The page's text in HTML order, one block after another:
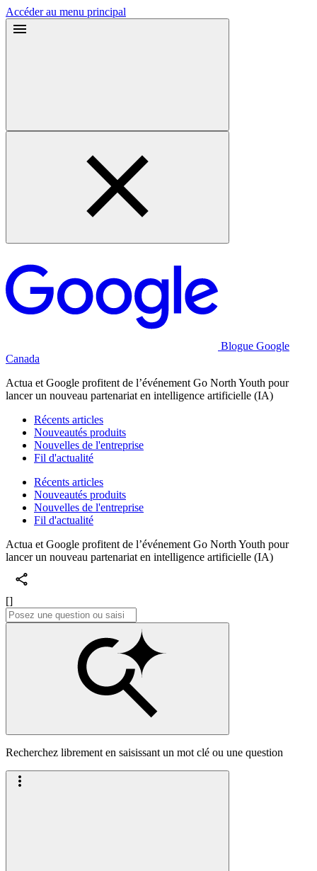
Accéder au menu principal
Blogue Google
Canada
Actua et Google profitent de l’événement Go North Youth pour
lancer un nouveau partenariat en intelligence artificielle (IA)
Récents articles
Nouveautés produits
Nouvelles de l'entreprise
Fil d'actualité
Récents articles
Nouveautés produits
Nouvelles de l'entreprise
Fil d'actualité
Actua et Google profitent de l’événement Go North Youth pour
lancer un nouveau partenariat en intelligence artificielle (IA)
[]
Recherchez librement en saisissant un mot clé ou une question